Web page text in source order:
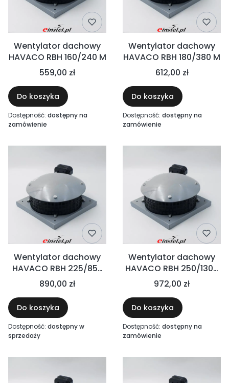
Wentylator dachowy
HAVACO RBH 160/240 M
559,00 zł
Do koszyka
Dostępność: dostępny na
zamówienie
Wentylator dachowy
HAVACO RBH 180/380 M
612,00 zł
Do koszyka
Dostępność: dostępny na
zamówienie
Wentylator dachowy
HAVACO RBH 225/850
M
890,00 zł
Do koszyka
Dostępność: dostępny w
sprzedaży
Wentylator dachowy
HAVACO RBH 250/1300
M
972,00 zł
Do koszyka
Dostępność: dostępny na
zamówienie